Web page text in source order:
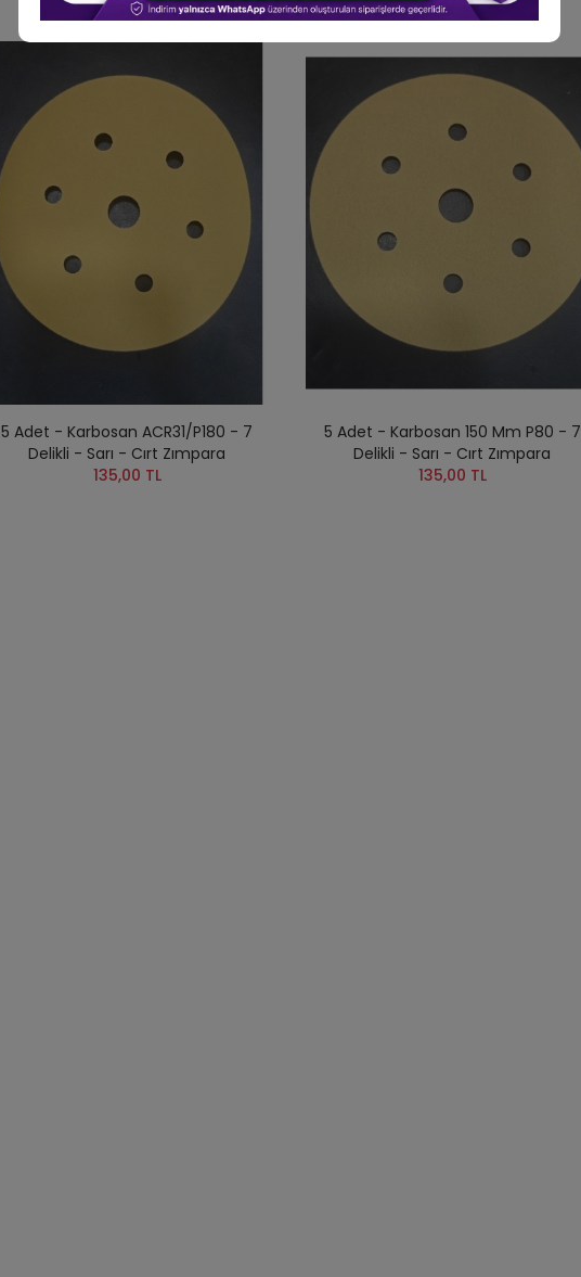
5 Adet - Karbosan ACR31/P180 - 7
Delikli - Sarı - Cırt Zımpara
135,00 TL
5 Adet - Karbosan 150 Mm P80 - 7
Delikli - Sarı - Cırt Zımpara
135,00 TL